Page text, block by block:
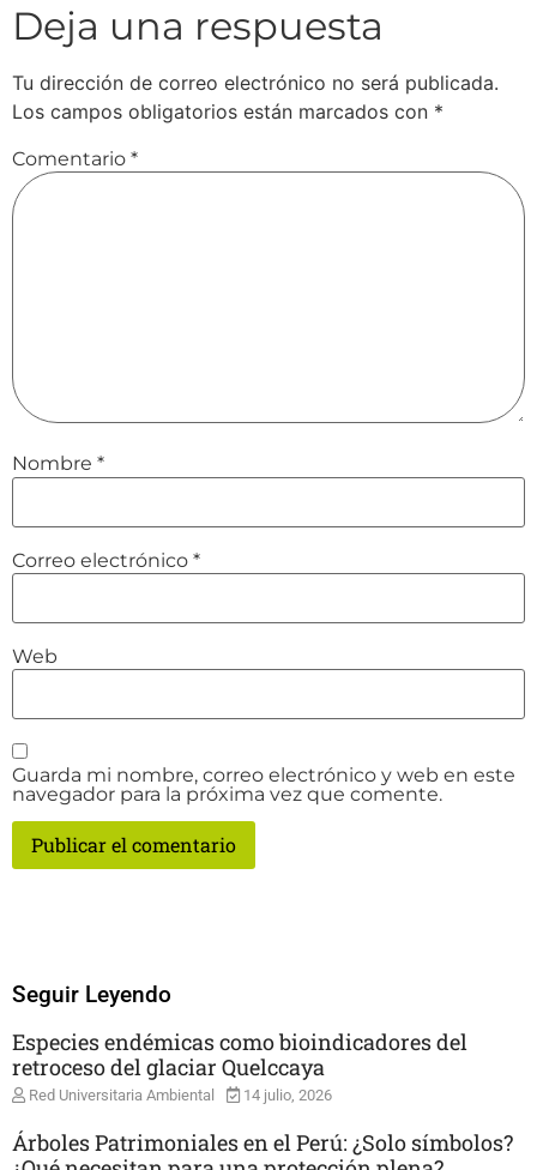
Deja una respuesta
Tu dirección de correo electrónico no será publicada.
Los campos obligatorios están marcados con *
Comentario *
Nombre *
Correo electrónico *
Web
Guarda mi nombre, correo electrónico y web en este
navegador para la próxima vez que comente.
Seguir Leyendo
Especies endémicas como bioindicadores del
retroceso del glaciar Quelccaya
Red Universitaria Ambiental 14 julio, 2026
Árboles Patrimoniales en el Perú: ¿Solo símbolos?